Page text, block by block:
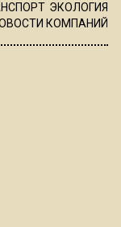
ЭКОЛОГИЯ
КОМПАНИЙ